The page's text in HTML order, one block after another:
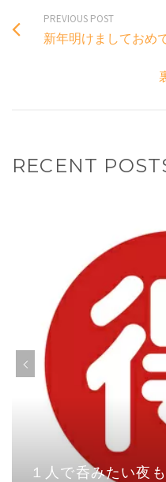
PREVIOUS POST
新年明けましておめ
RECENT
１人で呑みたい夜